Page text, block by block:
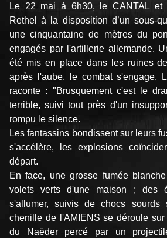
Le 22 mai à 6h30, le CANTAL et
Rethel à la disposition d’un sous-
une cinquantaine de mètres du
engagés par l'artillerie allemande.
été mis en place dans les ruines
après l'aube, le combat s'engage.
raconte : "Brusquement c'est le
terrible, suivi tout près d'un
rompu le silence.
Les fantassins bondissent sur leurs
s'accélère, les explosions
départ.
En face, une grosse fumée
volets verts d'une maison ; des
s'allumer, suivis de chocs sourds
chenille de l'AMIENS se déroule
du Naëder percé par un